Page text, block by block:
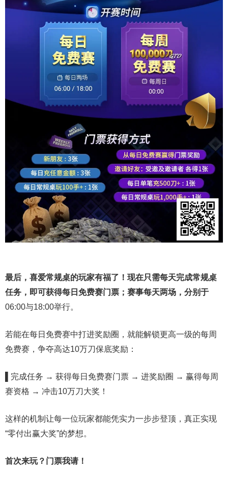
最后，喜爱常规桌的玩家有福了！现在只需每天完成常规桌
任务，即可获得每日免费赛门票；赛事每天两场，分别于
06:00与18:00举行。
若能在每日免费赛中打进奖励圈，就能解锁更高一级的每周
免费赛，争夺高达10万刀保底奖励：
完成任务 → 获得每日免费赛门票 → 进奖励圈 → 赢得每周
赛资格 → 冲击10万刀大奖！
这样的机制让每一位玩家都能凭实力一步步登顶，真正实现
“零付出赢大奖”的梦想。
首次来玩？门票我请！